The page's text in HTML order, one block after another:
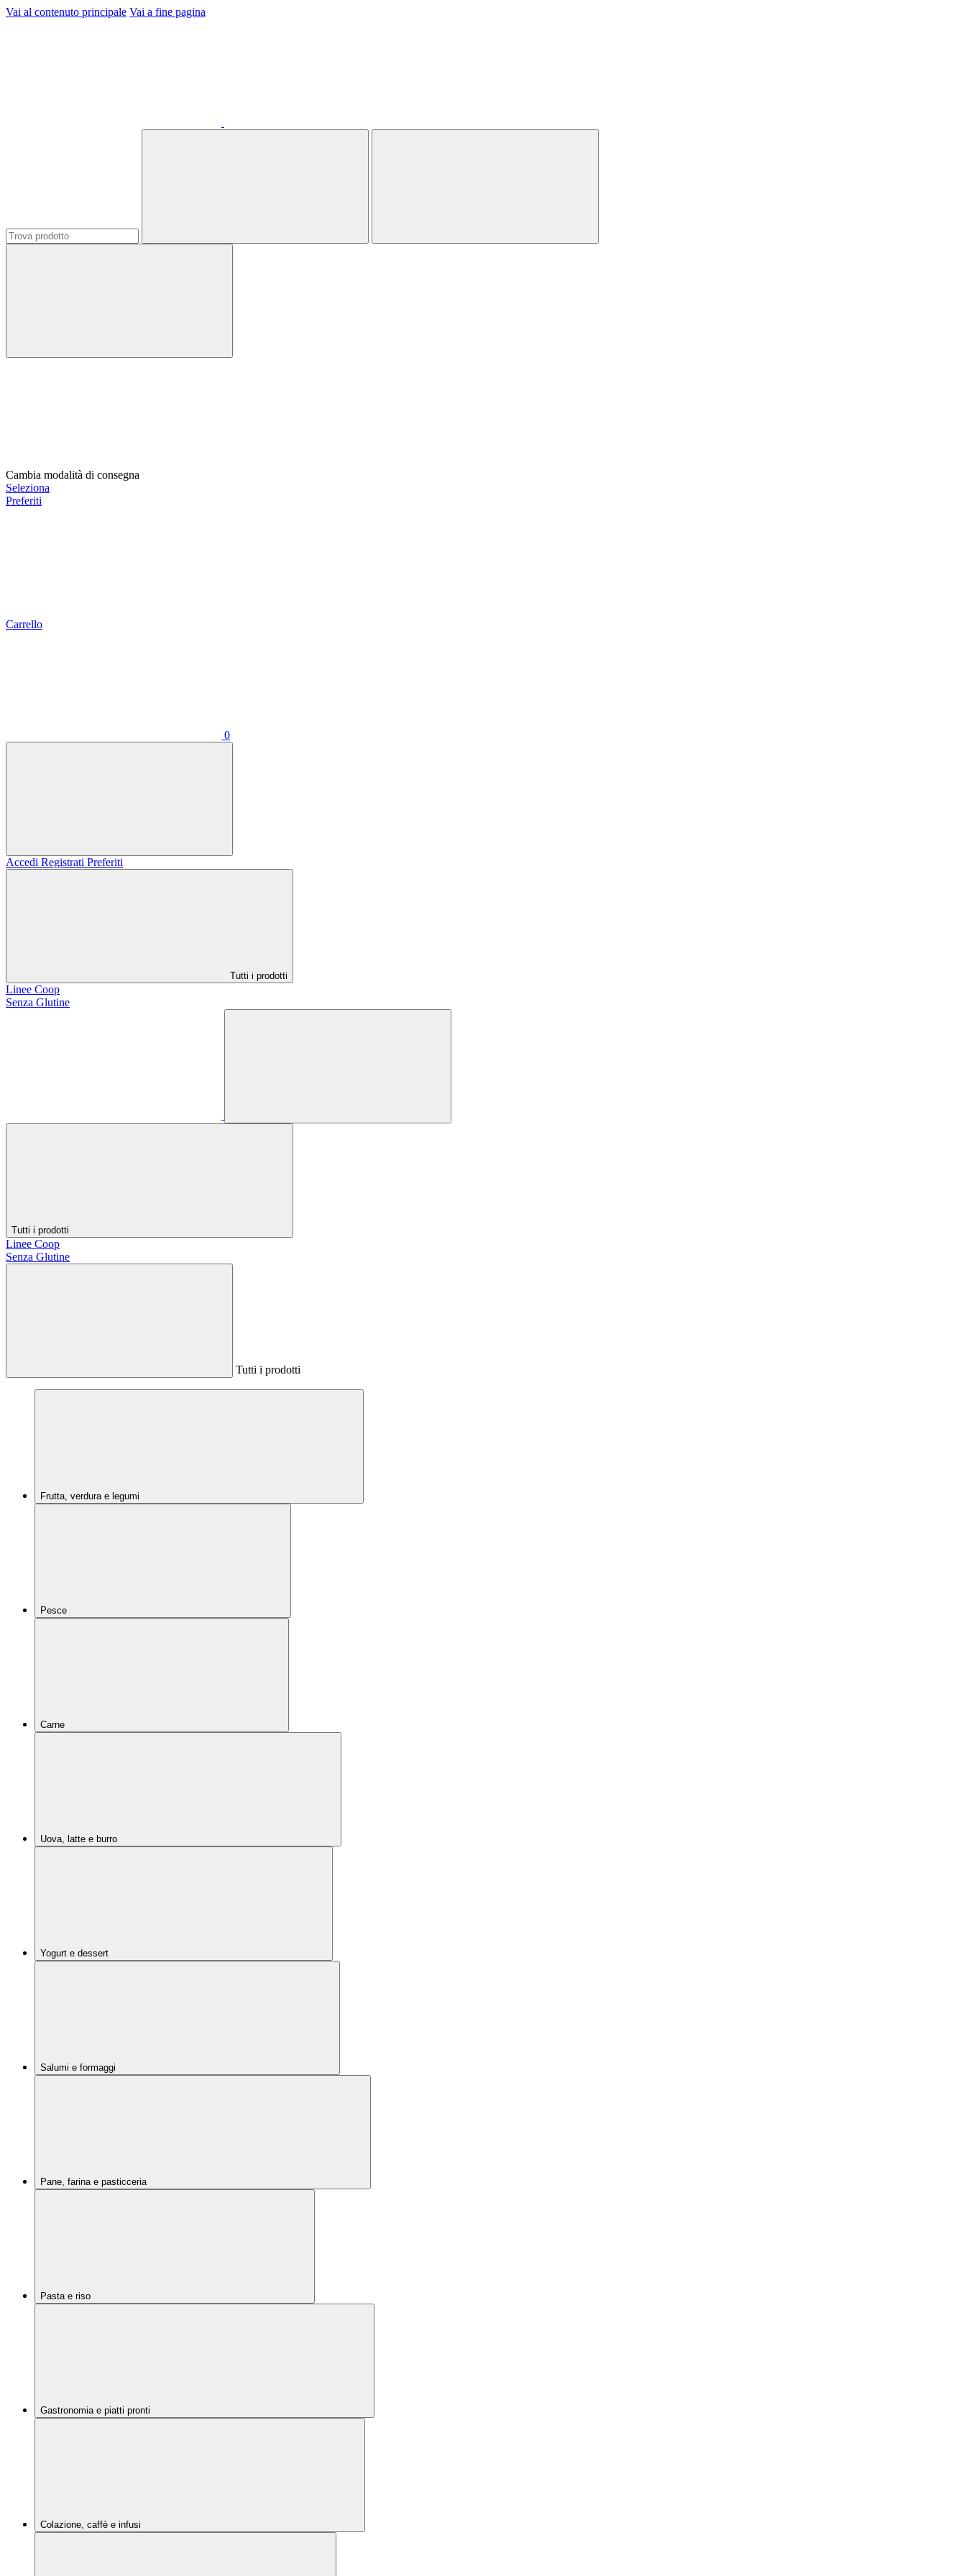
Vai al contenuto principale Vai a fine pagina
Cambia modalità di consegna
Seleziona
Preferiti
Carrello
0
Accedi Registrati Preferiti
Tutti i prodotti
Linee Coop
Senza Glutine
Tutti i prodotti
Linee Coop
Senza Glutine
Tutti i prodotti
Frutta, verdura e legumi
Pesce
Carne
Uova, latte e burro
Yogurt e dessert
Salumi e formaggi
Pane, farina e pasticceria
Pasta e riso
Gastronomia e piatti pronti
Colazione, caffè e infusi